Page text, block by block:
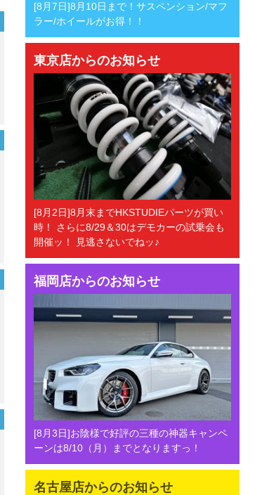
[8月7日]8月10日まで！サスペンション/マフ
ラー/ホイールがお得！！
東京店からのお知らせ
[8月2日]8月末までHKSTUDIEパーツが買い
時！ さらに8/29＆30はデモカーの試乗会も
開催ッ！ 見逃さないでねッ♪
福岡店からのお知らせ
[8月3日]お陰様で好評の三種の神器キャンペ
ーンは8/10（月）までとなりますっ！
名古屋店からのお知らせ